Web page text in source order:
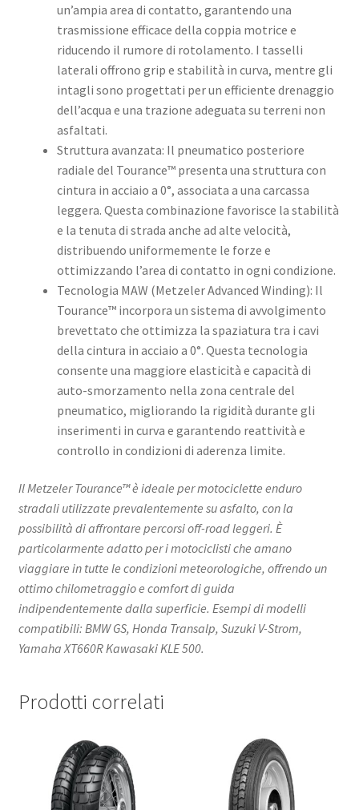
un’ampia area di contatto, garantendo una
trasmissione efficace della coppia motrice e
riducendo il rumore di rotolamento. I tasselli
laterali offrono grip e stabilità in curva, mentre gli
intagli sono progettati per un efficiente drenaggio
dell’acqua e una trazione adeguata su terreni non
asfaltati.
Struttura avanzata: Il pneumatico posteriore
radiale del Tourance™ presenta una struttura con
cintura in acciaio a 0°, associata a una carcassa
leggera. Questa combinazione favorisce la stabilità
e la tenuta di strada anche ad alte velocità,
distribuendo uniformemente le forze e
ottimizzando l’area di contatto in ogni condizione. ​
Tecnologia MAW (Metzeler Advanced Winding): Il
Tourance™ incorpora un sistema di avvolgimento
brevettato che ottimizza la spaziatura tra i cavi
della cintura in acciaio a 0°. Questa tecnologia
consente una maggiore elasticità e capacità di
auto-smorzamento nella zona centrale del
pneumatico, migliorando la rigidità durante gli
inserimenti in curva e garantendo reattività e
controllo in condizioni di aderenza limite. ​
Il Metzeler Tourance™ è ideale per motociclette enduro
stradali utilizzate prevalentemente su asfalto, con la
possibilità di affrontare percorsi off-road leggeri. È
particolarmente adatto per i motociclisti che amano
viaggiare in tutte le condizioni meteorologiche, offrendo un
ottimo chilometraggio e comfort di guida
indipendentemente dalla superficie. ​Esempi di modelli
compatibili: BMW GS​, Honda Transalp​, Suzuki V-Strom,
Yamaha XT660R​ Kawasaki KLE 500​.
Prodotti correlati